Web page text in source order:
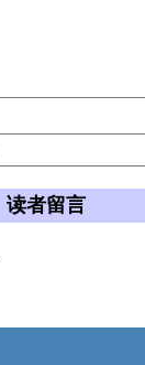
读者留言